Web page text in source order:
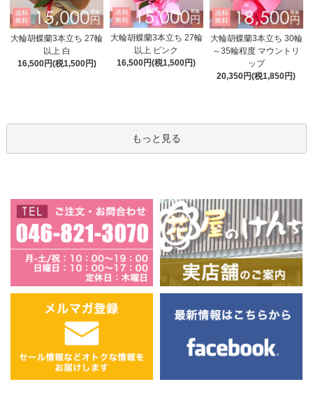
大輪胡蝶蘭3本立ち 27輪
以上 白
16,500円(税1,500円)
大輪胡蝶蘭3本立ち 27輪
以上 ピンク
16,500円(税1,500円)
大輪胡蝶蘭3本立ち 30輪
～35輪程度 マウントリ
ップ
20,350円(税1,850円)
もっと見る